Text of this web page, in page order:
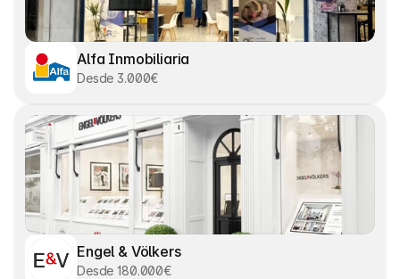
Alfa Inmobiliaria
Desde 3.000€
Engel & Völkers
Desde 180.000€